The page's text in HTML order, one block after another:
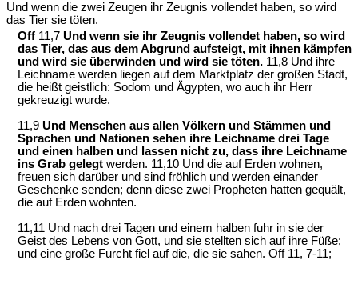
Und wenn die zwei Zeugen ihr Zeugnis vollendet haben, so wird
das Tier sie töten.
Off 11,7 Und wenn sie ihr Zeugnis vollendet haben, so wird
das Tier, das aus dem Abgrund aufsteigt, mit ihnen kämpfen
und wird sie überwinden und wird sie töten. 11,8 Und ihre
Leichname werden liegen auf dem Marktplatz der großen Stadt,
die heißt geistlich: Sodom und Ägypten, wo auch ihr Herr
gekreuzigt wurde.
11,9 Und Menschen aus allen Völkern und Stämmen und
Sprachen und Nationen sehen ihre Leichname drei Tage
und einen halben und lassen nicht zu, dass ihre Leichname
ins Grab gelegt werden. 11,10 Und die auf Erden wohnen,
freuen sich darüber und sind fröhlich und werden einander
Geschenke senden; denn diese zwei Propheten hatten gequält,
die auf Erden wohnten.
11,11 Und nach drei Tagen und einem halben fuhr in sie der
Geist des Lebens von Gott, und sie stellten sich auf ihre Füße;
und eine große Furcht fiel auf die, die sie sahen. Off 11, 7-11;